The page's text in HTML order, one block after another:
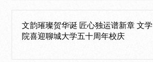
文韵璀璨贺华诞 匠心独运谱新章 文学
院喜迎聊城大学五十周年校庆